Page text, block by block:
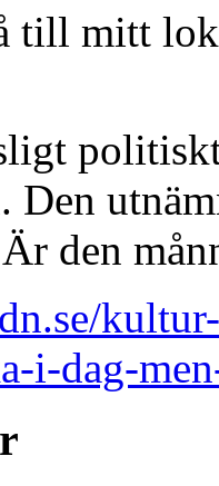
till mitt
Den
den
i-dag-